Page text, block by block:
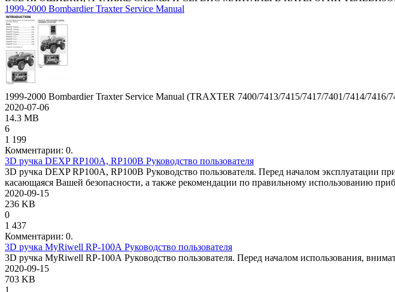
1999-2000 Bombardier Traxter Service Manual
1999-2000 Bombardier Traxter Service Manual (TRAXTER 7400/7413/7415/7417/7401/7414/7416/
2020-07-06
14.3 MB
6
1 199
Комментарии: 0.
3D ручка DEXP RP100A, RP100B Руководство пользователя
3D ручка DEXP RP100A, RP100B Руководство пользователя. Перед началом эксплуатации
касающаяся Вашей безопасности, а также рекомендации по правильному использованию
2020-09-15
236 KB
0
1 437
Комментарии: 0.
3D ручка MyRiwell RP-100А Руководство пользователя
3D ручка MyRiwell RP-100А Руководство пользователя. Перед началом использования,
2020-09-15
703 KB
1